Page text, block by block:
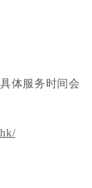
体服务时间会